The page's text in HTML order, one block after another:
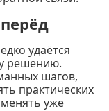
удаётся
решению.
шагов,
практических
уже